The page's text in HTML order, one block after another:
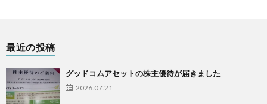
最近の投稿
グッドコムアセットの株主優待が届きました
2026.07.21